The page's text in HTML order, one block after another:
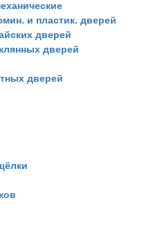
и пластик. дверей
дверей
дверей
дверей